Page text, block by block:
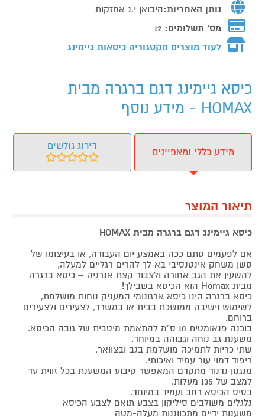
נותן האחריות:היבואן י.נ אחזקות
מס' תשלומים: 12
לעוד מוצרים מקטגוריה כיסאות גיימינג
כיסא גיימינג דגם ברגרה מבית
HOMAX - מידע נוסף
מידע כללי ומאפיינים
דירוג גולשים
תיאור המוצר
כיסא גיימינג דגם ברגרה מבית HOMAX
אם לפעמים סתם ככה באמצע יום העבודה, או בעיצומו של
סשן משחק אינטנסיבי בא לך להרים רגליים למעלה,
להשעין את הגב אחורה ולצבור קצת אנרגיה – כיסא ברגרה
מבית Homax הוא הכיסא בשבילך!
כיסא ברגרה הינו כיסא ארגונומי המעניק נוחות מושלמת,
לשימוש וישיבה ממושכת בבית או במשרד, לצעירים ולצעירים
ברוחם.
בוכנה פנאומטית 10 ס"מ להתאמת מיטבית של גובה הכיסא.
משענת גב נוחה וגבוהה במיוחד.
שתי כריות לתמיכה מושלמת בגב ובצוואר.
ריפוד דמוי עור עמיד ואיכותי.
מנגנון נדנוד מתקדם המאפשר קיבוע המשענת בכל זווית עד
למצב של 135 מעלות.
בסיס הכיסא רחב ועמיד במיוחד.
גלגלים משולבים סיליקון בצבע תואם לצבע הכיסא
משענות ידיים מתכווננות מעלה-מטה